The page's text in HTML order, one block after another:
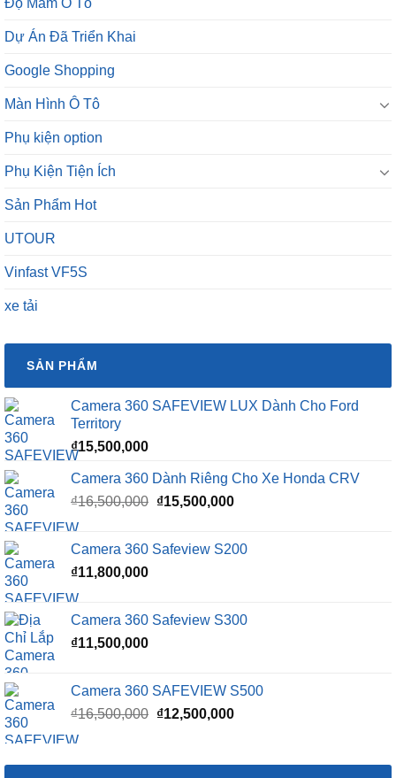
Độ Mâm Ô Tô
Dự Án Đã Triển Khai
Google Shopping
Màn Hình Ô Tô
Phụ kiện option
Phụ Kiện Tiện Ích
Sản Phẩm Hot
UTOUR
Vinfast VF5S
xe tải
SẢN PHẨM
Camera 360 SAFEVIEW LUX Dành Cho Ford
Territory
₫15,500,000
Camera 360 Dành Riêng Cho Xe Honda CRV
₫16,500,000 Giá
₫16,500,000.
₫15,500,000Giá
là:
Camera 360 Safeview S200
₫11,800,000
Camera 360 Safeview S300
₫11,500,000
Camera 360 SAFEVIEW S500
₫16,500,000 Giá
₫16,500,000.
₫12,500,000Giá
là: